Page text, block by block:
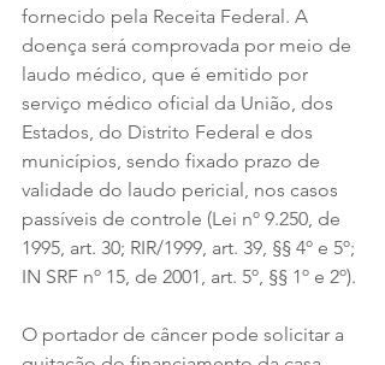
fornecido pela Receita Federal. A
doença será comprovada por meio de
laudo médico, que é emitido por
serviço médico oficial da União, dos
Estados, do Distrito Federal e dos
municípios, sendo fixado prazo de
validade do laudo pericial, nos casos
passíveis de controle (Lei nº 9.250, de
1995, art. 30; RIR/1999, art. 39, §§ 4º e 5º;
IN SRF nº 15, de 2001, art. 5º, §§ 1º e 2º).
O portador de câncer pode solicitar a